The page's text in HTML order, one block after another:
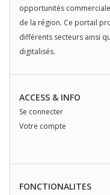
opportunités
de la région. Ce portail
différents secteurs ainsi
digitalisés.
ACCESS & INFO
Se connecter
Votre compte
FONCTIONALITES